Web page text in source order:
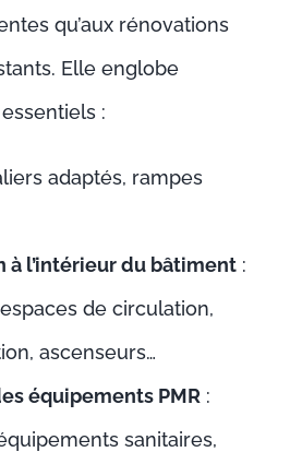
qu’aux rénovations
Elle englobe
:
adaptés, rampes
à l’intérieur du bâtiment:
de circulation,
ascenseurs…
équipements PMR :
sanitaires,